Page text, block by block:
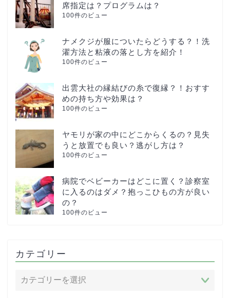
席指定は？プログラムは？
100件のビュー
ナメクジが服についたらどうする？！洗
濯方法と粘液の落とし方を紹介！
100件のビュー
出雲大社の縁結びの糸で復縁？！おすす
めの持ち方や効果は？
100件のビュー
ヤモリが家の中にどこからくるの？見失
うと放置でも良い？逃がし方は？
100件のビュー
病院でベビーカーはどこに置く？診察室
に入るのはダメ？抱っこひもの方が良い
の？
100件のビュー
カテゴリー